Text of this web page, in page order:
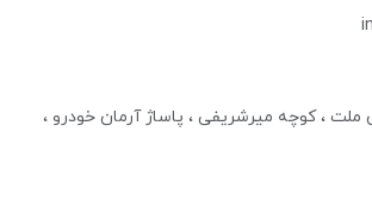
ملت ، کوچه میرشریفی ، پاساژ آرمان خودرو ،